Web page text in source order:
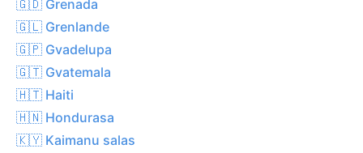
🇬🇩 Grenada
🇬🇱 Grenlande
🇬🇵 Gvadelupa
🇬🇹 Gvatemala
🇭🇹 Haiti
🇭🇳 Hondurasa
🇰🇾 Kaimanu salas